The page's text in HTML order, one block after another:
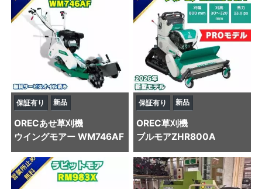
保証有り 新品
ORECあせ草刈機
ウイングモアー WM746AF
保証有り 新品
OREC草刈機
ブルモアZHR800A